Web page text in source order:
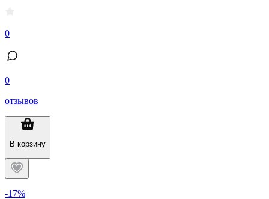
0
0
отзывов
В корзину
-17%